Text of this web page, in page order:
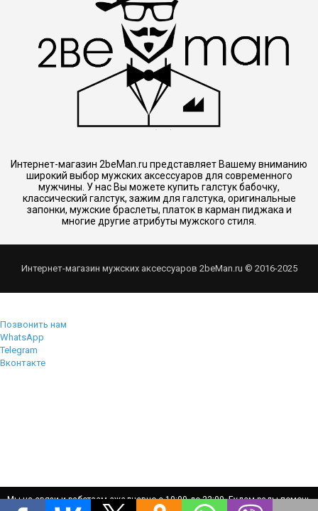
Интернет-магазин 2beMan.ru представляет Вашему вниманию
широкий выбор мужских аксессуаров для современного
мужчины. У нас Вы можете купить галстук бабочку,
классический галстук, зажим для галстука, оригинальные
запонки, мужские браслеты, платок в карман пиджака и
многие другие атрибуты мужского стиля.
Интернет-магазин мужских аксессуаров 2beMan.ru © 2016-2025
Мы на связи и работаем ежедневно с 10:00 до 22:00. Будем рады помочь
Мы на связи и работаем ежедневно с 10:00 до 22:00. Будем рады помочь
Позвонить нам
WhatsApp
Telegram
Вконтакте